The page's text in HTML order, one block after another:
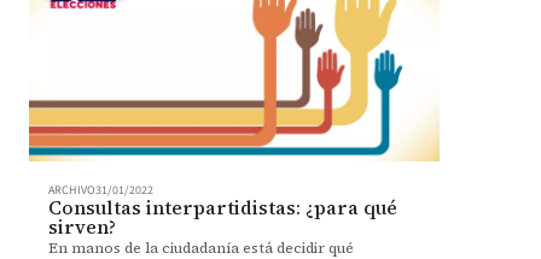
ARCHIVO31/01/2022
Consultas interpartidistas: ¿para qué
sirven?
En manos de la ciudadanía está decidir qué